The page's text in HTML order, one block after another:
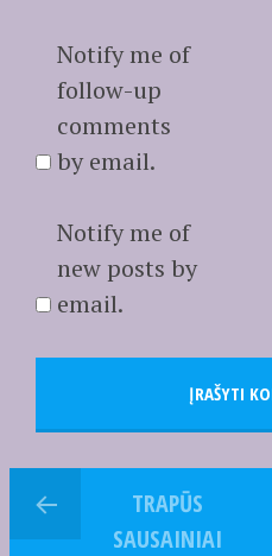
Notify me of
follow-up
comments
by email.
Notify me of
new posts by
email.
TRAPŪS
SAUSAINIAI